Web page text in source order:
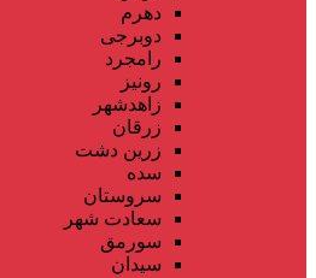
دهرم
دوبرجی
رامجرد
رونیز
زاهدشهر
زرقان
زرین دشت
سده
سروستان
سعادت شهر
سورمق
سیدان